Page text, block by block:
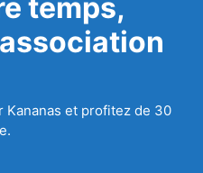
temps,
et profitez de 30